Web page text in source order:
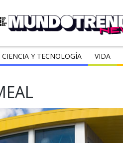
CIENCIA Y TECNOLOGÍA VIDA